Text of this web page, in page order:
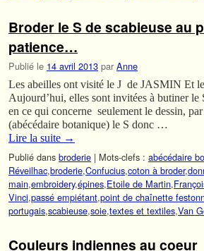
Broder le S de scabieuse au
patience…
Publié le 14 avril 2013 par Anne
Les abeilles ont visité le J de JASMIN Et
Aujourd’hui, elles sont invitées à butiner le
en ce qui concerne seulement le dessin,
(abécédaire botanique) le S donc …
Lire la suite →
Publié dans broderie | Mots-clefs : abécédaire
Réveilhac,broderie,Confucius,coton à broder,
main,embroidery,épines,Etoile de Martin,
Vinci,passé empiétant,point de chaînette
portugais,scabieuse,soie,textes et textiles,Van
Couleurs indiennes au coeur